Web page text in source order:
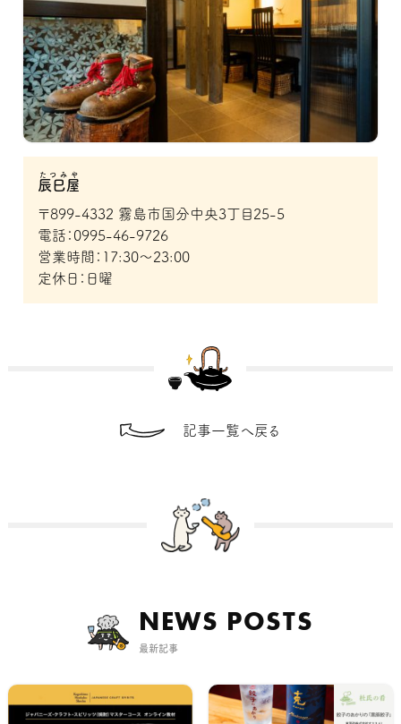
辰巳屋
たつみや
〒899-4332 霧島市国分中央3丁目25-5
電話：0995-46-9726
営業時間：17:30～23:00
定休日：日曜
記事一覧へ戻る
NEWS POSTS
最新記事